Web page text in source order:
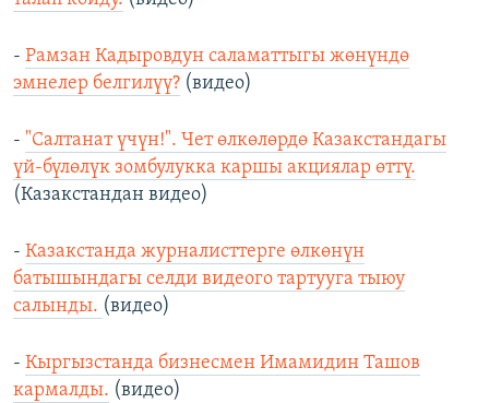
- Рамзан Кадыровдун саламаттыгы жөнүндө
эмнелер белгилүү? (видео)
- "Салтанат үчүн!". Чет өлкөлөрдө Казакстандагы
үй-бүлөлүк зомбулукка каршы акциялар өттү.
(Казакстандан видео)
- Казакстанда журналисттерге өлкөнүн
батышындагы селди видеого тартууга тыюу
салынды. (видео)
- Кыргызстанда бизнесмен Имамидин Ташов
кармалды. (видео)